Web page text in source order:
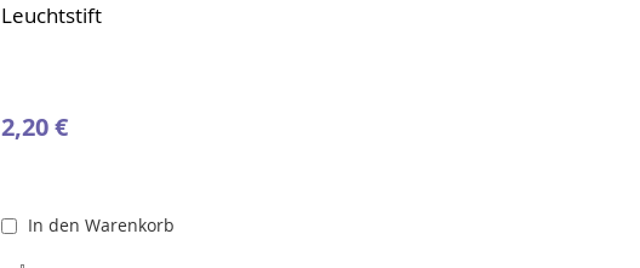
Leuchtstift
2,20 €
In den Warenkorb